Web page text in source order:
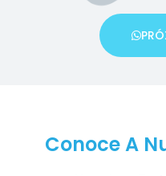
Conoce A